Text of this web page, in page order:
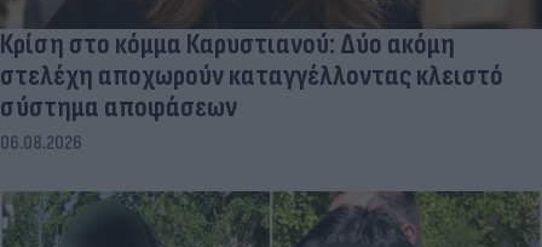
Κρίση στο κόμμα Καρυστιανού: Δύο ακόμη
στελέχη αποχωρούν καταγγέλλοντας κλειστό
σύστημα αποφάσεων
06.08.2026